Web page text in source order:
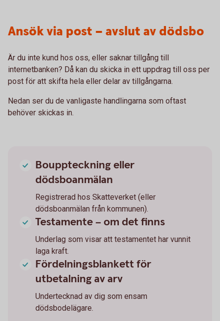
Ansök via post – avslut av dödsbo
Är du inte kund hos oss, eller saknar tillgång till
internetbanken? Då kan du skicka in ett uppdrag till oss per
post för att skifta hela eller delar av tillgångarna.
Nedan ser du de vanligaste handlingarna som oftast
behöver skickas in.
Bouppteckning eller
dödsboanmälan
Registrerad hos Skatteverket (eller
dödsboanmälan från kommunen).
Testamente – om det finns
Underlag som visar att testamentet har vunnit
laga kraft.
Fördelningsblankett för
utbetalning av arv
Undertecknad av dig som ensam
dödsbodelägare.